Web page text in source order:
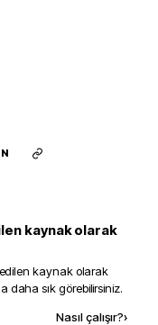
N
kaynak olarak
kaynak olarak
daha sık görebilirsiniz.
Nasıl çalışır?›